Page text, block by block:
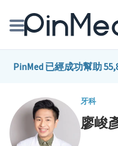
線上預約醫師、院所
醫師專欄專訪
健康主題館
PinMed 已經成功幫助
牙科
廖峻